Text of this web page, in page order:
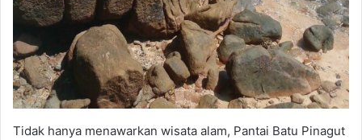
Tidak hanya menawarkan wisata alam, Pantai Batu Pinagut